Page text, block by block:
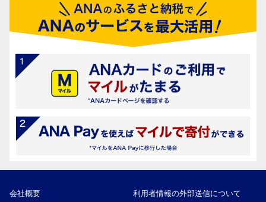
会社概要
利用者情報の外部送信について